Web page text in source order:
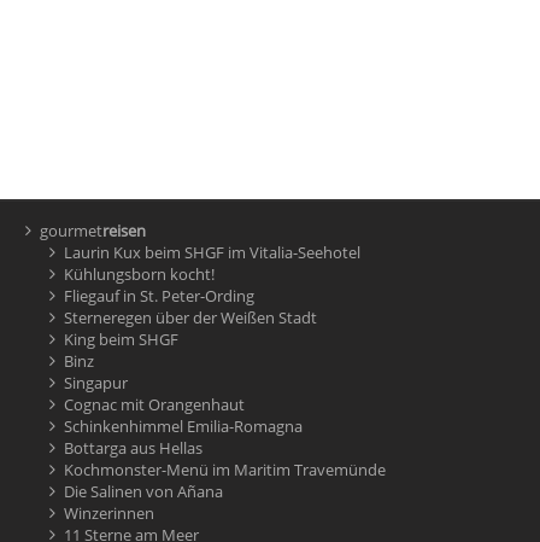
gourmetreisen
Laurin Kux beim SHGF im Vitalia-Seehotel
Kühlungsborn kocht!
Fliegauf in St. Peter-Ording
Sterneregen über der Weißen Stadt
King beim SHGF
Binz
Singapur
Cognac mit Orangenhaut
Schinkenhimmel Emilia-Romagna
Bottarga aus Hellas
Kochmonster-Menü im Maritim Travemünde
Die Salinen von Añana
Winzerinnen
11 Sterne am Meer